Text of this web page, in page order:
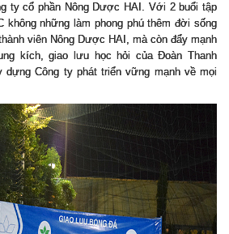
ty cổ phần Nông Dược HAI. Với 2 buổi tập
không những làm phong phú thêm đời sống
viên Nông Dược HAI, mà còn đẩy mạnh
kích, giao lưu học hỏi của Đoàn Thanh
dựng Công ty phát triển vững mạnh về mọi